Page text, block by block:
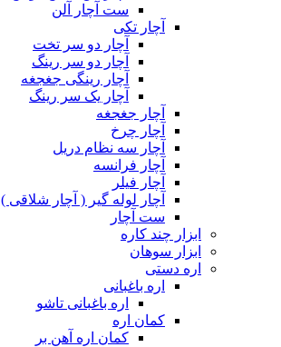
ست آچار آلن
آچار تکی
آچار دو سر تخت
آچار دو سر رینگ
آچار رینگی جغجغه
آچار یک سر رینگ
آچار جغجغه
آچار چرخ
آچار سه نظام دریل
آچار فرانسه
آچار فیلر
آچار لوله گیر ( آچار شلاقی )
ست آچار
ابزار چند کاره
ابزار سوهان
اره دستی
اره باغبانی
اره باغبانی تاشو
کمان اره
کمان اره آهن بر